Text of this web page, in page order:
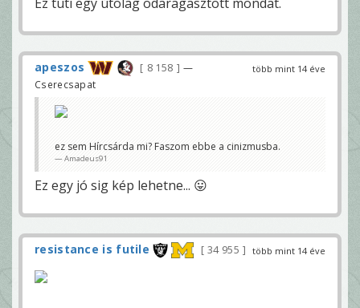
több mint 14 éve
apeszos 8 158
—
Cserecsapat
ez sem Hírcsárda mi? Faszom ebbe a cinizmusba.
Amadeus91
Ez egy jó sig kép lehetne... 😛
több mint 14 éve
resistance is futile 34 955